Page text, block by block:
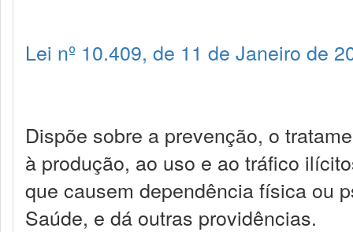
Lei nº 10.409, de 11 de Janeiro de
Dispõe sobre a prevenção, o
à produção, ao uso e ao tráfico
que causem dependência física ou
Saúde, e dá outras providências.